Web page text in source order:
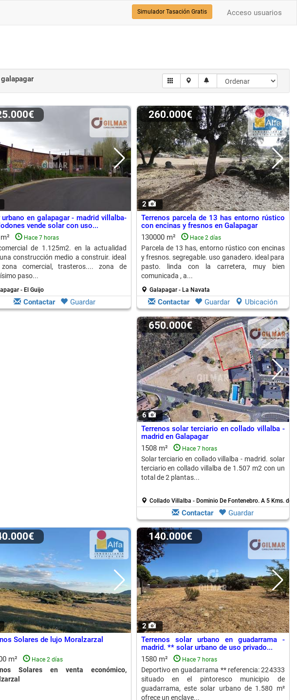
Acceso usuarios
Simulador Tasación Gratis
urbano en galapagar - madrid villalba-
vende solar con uso...
Hace 7 horas
de 1.125m2. en la actualidad
construcción medio a construir. ideal
comercial, trasteros.... zona de
paso...
- El Guijo
Contactar Guardar
2
260.000€
Terrenos parcela de 13 has entorno rústico
con encinas y fresnos en Galapagar
130000 m²
Hace 2 días
Parcela de 13 has, entorno rústico con encinas
y fresnos. segregable. uso ganadero. ideal para
pasto. linda con la carretera, muy bien
comunicada , a...
Galapagar - La Navata
Contactar Guardar Ubicación
6
650.000€
Terrenos solar terciario en collado villalba -
madrid en Galapagar
1508 m²
Hace 7 horas
Solar terciario en collado villalba - madrid. solar
terciario en collado villalba de 1.507 m2 con un
total de 2 plantas...
Collado Villalba - Dominio De Fontenebro. A 5 Kms. de
Contactar Guardar
Solares de lujo Moralzarzal
m² Hace 2 días
Solares en venta económico,
2
140.000€
Terrenos solar urbano en guadarrama -
madrid. ** solar urbano de uso privado...
1580 m²
Hace 7 horas
Deportivo en guadarrama ** referencia: 224333
situado en el pintoresco municipio de
guadarrama, este solar urbano de 1.580 m²
ofrece un enclave...